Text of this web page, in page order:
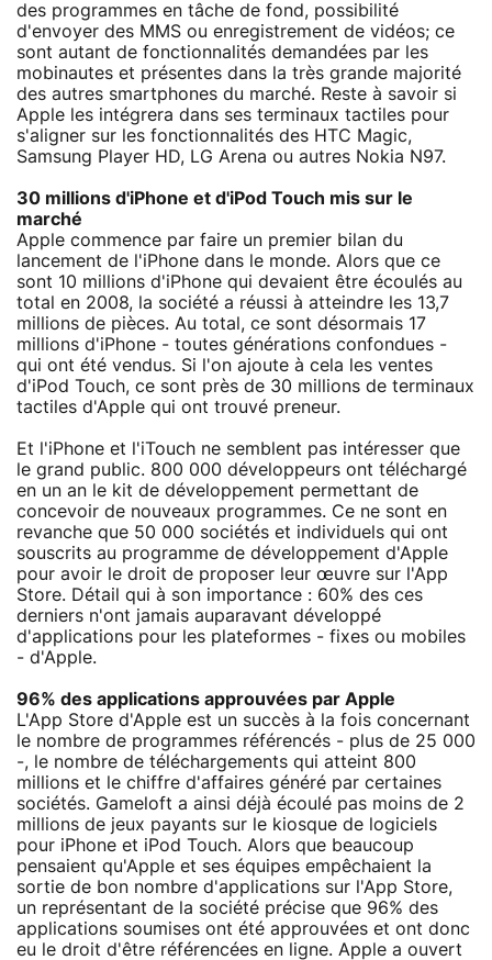
des programmes en tâche de fond, possibilité
d'envoyer des MMS ou enregistrement de vidéos; ce
sont autant de fonctionnalités demandées par les
mobinautes et présentes dans la très grande majorité
des autres smartphones du marché. Reste à savoir si
Apple les intégrera dans ses terminaux tactiles pour
s'aligner sur les fonctionnalités des HTC Magic,
Samsung Player HD, LG Arena ou autres Nokia N97.
30 millions d'iPhone et d'iPod Touch mis sur le
marché
Apple commence par faire un premier bilan du
lancement de l'iPhone dans le monde. Alors que ce
sont 10 millions d'iPhone qui devaient être écoulés au
total en 2008, la société a réussi à atteindre les 13,7
millions de pièces. Au total, ce sont désormais 17
millions d'iPhone - toutes générations confondues -
qui ont été vendus. Si l'on ajoute à cela les ventes
d'iPod Touch, ce sont près de 30 millions de terminaux
tactiles d'Apple qui ont trouvé preneur.
Et l'iPhone et l'iTouch ne semblent pas intéresser que
le grand public. 800 000 développeurs ont téléchargé
en un an le kit de développement permettant de
concevoir de nouveaux programmes. Ce ne sont en
revanche que 50 000 sociétés et individuels qui ont
souscrits au programme de développement d'Apple
pour avoir le droit de proposer leur œuvre sur l'App
Store. Détail qui à son importance : 60% des ces
derniers n'ont jamais auparavant développé
d'applications pour les plateformes - fixes ou mobiles
- d'Apple.
96% des applications approuvées par Apple
L'App Store d'Apple est un succès à la fois concernant
le nombre de programmes référencés - plus de 25 000
-, le nombre de téléchargements qui atteint 800
millions et le chiffre d'affaires généré par certaines
sociétés. Gameloft a ainsi déjà écoulé pas moins de 2
millions de jeux payants sur le kiosque de logiciels
pour iPhone et iPod Touch. Alors que beaucoup
pensaient qu'Apple et ses équipes empêchaient la
sortie de bon nombre d'applications sur l'App Store,
un représentant de la société précise que 96% des
applications soumises ont été approuvées et ont donc
eu le droit d'être référencées en ligne. Apple a ouvert